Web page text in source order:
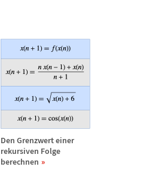
Den Grenzwert einer
rekursiven Folge
berechnen